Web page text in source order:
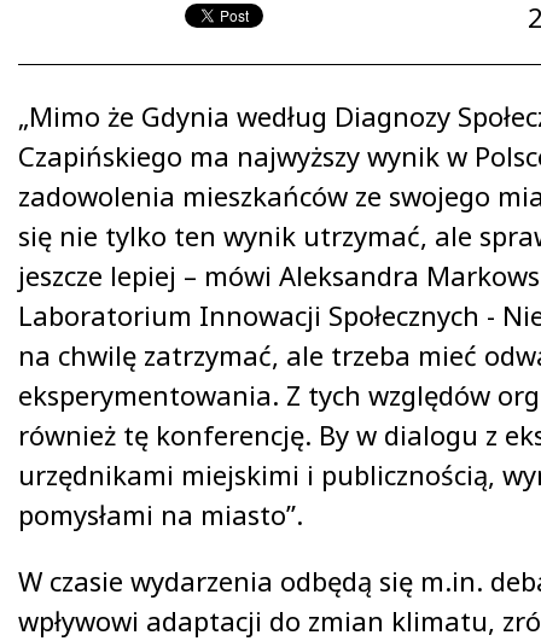
„Mimo że Gdynia według Diagnozy
Czapińskiego ma najwyższy wynik w
zadowolenia mieszkańców ze swojego
się nie tylko ten wynik utrzymać, ale
jeszcze lepiej – mówi Aleksandra
Laboratorium Innowacji Społecznych -
na chwilę zatrzymać, ale trzeba mieć
eksperymentowania. Z tych względów
również tę konferencję. By w dialogu z
urzędnikami miejskimi i publicznością,
pomysłami na miasto”.
W czasie wydarzenia odbędą się m.in.
wpływowi adaptacji do zmian klimatu,